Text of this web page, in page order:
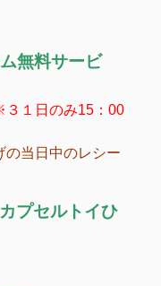
無料サービ
１日のみ15：00
当日中のレシー
プセルトイひ